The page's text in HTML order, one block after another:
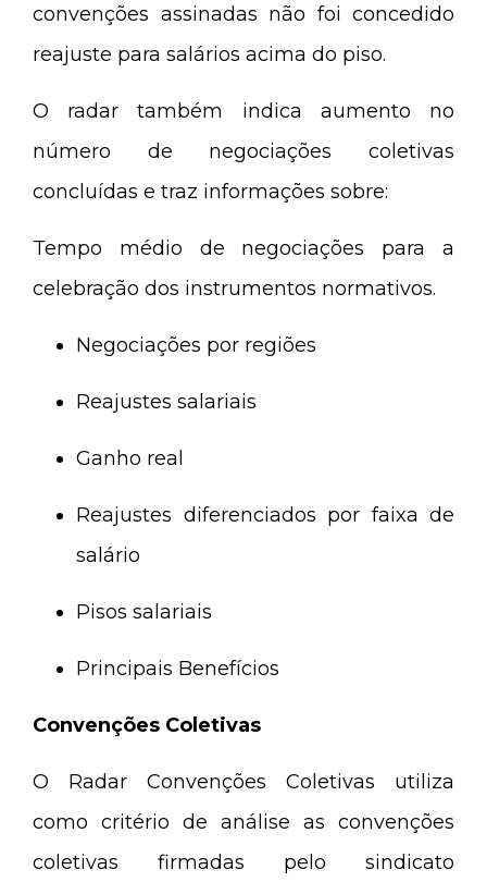
convenções assinadas não foi concedido
reajuste para salários acima do piso.
O radar também indica aumento no
número de negociações coletivas
concluídas e traz informações sobre:
Tempo médio de negociações para a
celebração dos instrumentos normativos.
Negociações por regiões
Reajustes salariais
Ganho real
Reajustes diferenciados por faixa de
salário
Pisos salariais
Principais Benefícios
Convenções Coletivas
O Radar Convenções Coletivas utiliza
como critério de análise as convenções
coletivas firmadas pelo sindicato